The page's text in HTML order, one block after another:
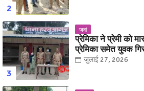
जवां
प्रेमिका ने प्रेमी को
प्रेमिका समेत युवक
जुलाई 27, 2026